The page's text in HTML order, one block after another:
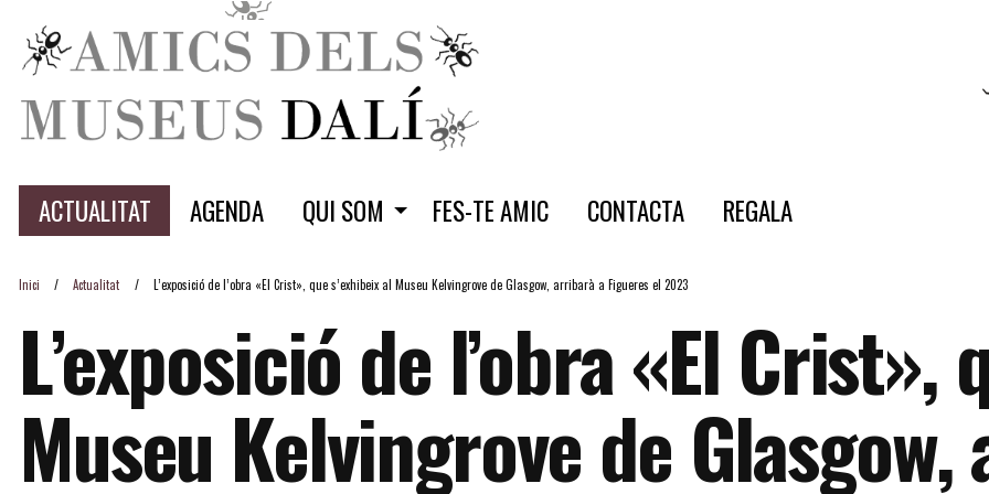
ACTUALITAT AGENDA QUI SOM FES-TE AMIC CONTACTA REGALA
Inici Actualitat L’exposició de l’obra «El Crist», que s’exhibeix al Museu Kelvingrove de Glasgow, arribarà a Figueres el 2023
L’exposició de l’obra «El Crist»,
Museu Kelvingrove de